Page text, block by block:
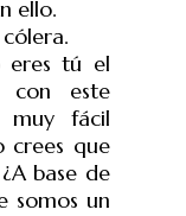
ello.
eres tú el
con este
muy fácil
crees que
base de
somos un